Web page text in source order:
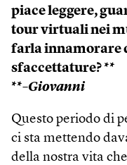
piace leggere,
tour virtuali nei
farla innamorare
sfaccettature? **
**–Giovanni
Questo periodo di
ci sta mettendo
della nostra vita